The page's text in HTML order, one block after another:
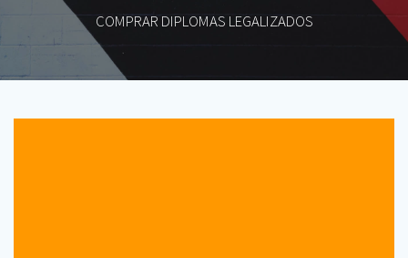
COMPRAR DIPLOMAS LEGALIZADOS